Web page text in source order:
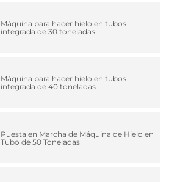
Máquina para hacer hielo en tubos
integrada de 30 toneladas
Máquina para hacer hielo en tubos
integrada de 40 toneladas
Puesta en Marcha de Máquina de Hielo en
Tubo de 50 Toneladas